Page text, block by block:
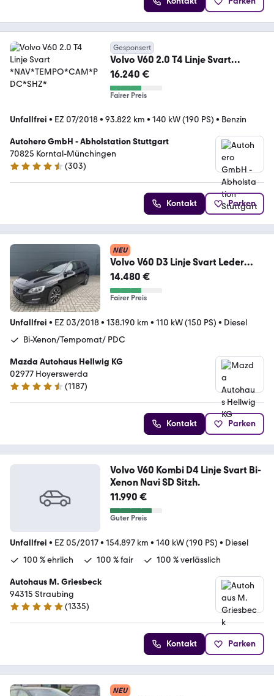
Gesponsert
Volvo V60 2.0 T4 Linje Svart
*NAV*TEMPO*CAM*PDC*SHZ*
16.240 €
Fairer Preis
Unfallfrei • EZ 07/2018• 93.822 km • 140 kW (190 PS) • Benzin
Autohero GmbH - Abholstation Stuttgart
70825 Korntal-Münchingen
4.4 Sterne
(303)
Kontakt Parken
NEU
Volvo V60 D3 Linje Svart Leder
Kamera Navi Sitzheizung
14.480 €
Fairer Preis
Unfallfrei • EZ 03/2018• 138.190 km • 110 kW (150 PS) • Diesel
Bi-Xenon/Tempomat/ PDC
Mazda Autohaus Hellwig KG
02977 Hoyerswerda
4.7 Sterne
(1187)
Kontakt Parken
Volvo V60 Kombi D4 Linje Svart Bi-
Xenon Navi SD Sitzh.
11.990 €
Guter Preis
Unfallfrei • EZ 05/2017• 154.897 km • 140 kW (190 PS) • Diesel
100 % ehrlich
100 % fair 100 % verlässlich
Autohaus M. Griesbeck
94315 Straubing
4.9 Sterne
(1335)
Kontakt Parken
NEU